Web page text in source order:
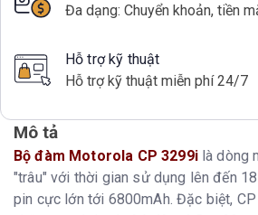
Đa dạng: Chuyển khoản, tiền
Hỗ trợ kỹ thuật
Hỗ trợ kỹ thuật miễn phí 24/7
Mô tả
Bộ đàm Motorola CP 3299ilà dòng
"trâu" với thời gian sử dụng lên đến
pin cực lớn tới 6800mAh. Đặc biệt,